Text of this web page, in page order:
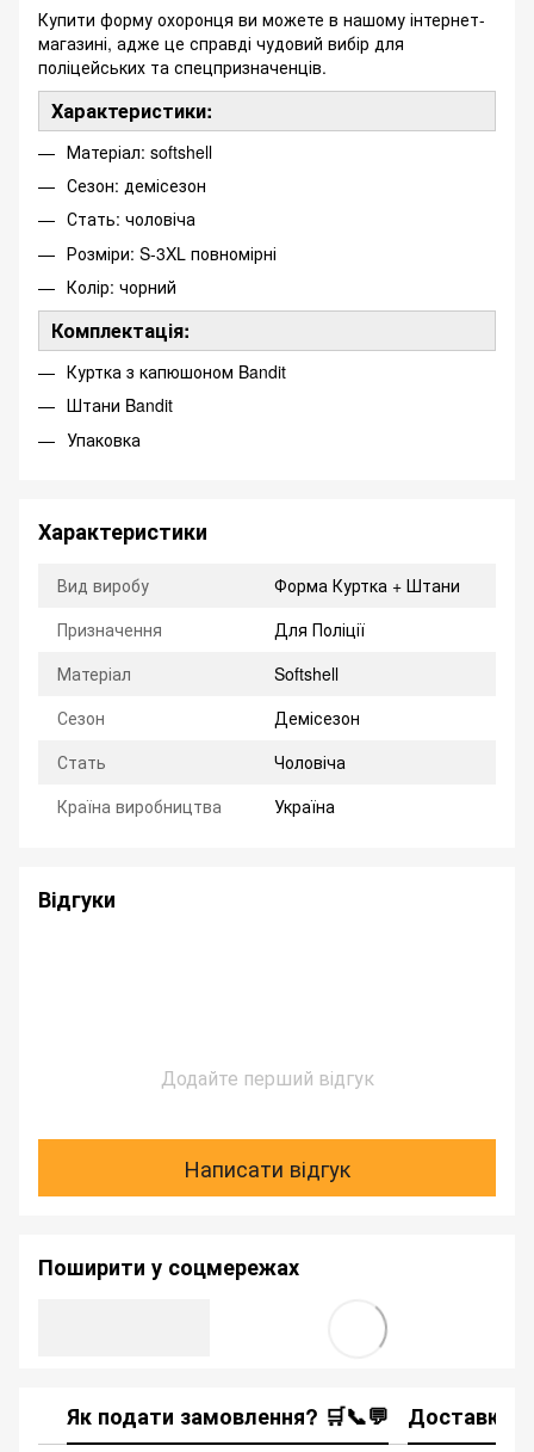
Купити форму охоронця ви можете в нашому інтернет-
магазині, адже це справді чудовий вибір для
поліцейських та спецпризначенців.
Характеристики:
Матеріал: softshell
Сезон: демісезон
Стать: чоловіча
Розміри: S-3XL повномірні
Колір: чорний
Комплектація:
Куртка з капюшоном Bandit
Штани Bandit
Упаковка
Характеристики
Вид виробу
Форма Куртка + Штани
Призначення
Для Поліції
Матеріал
Softshell
Сезон
Демісезон
Стать
Чоловіча
Країна виробництва
Україна
Відгуки
Додайте перший відгук
Написати відгук
Поширити у соцмережах
Як подати замовлення? 🛒📞💬 Доставка